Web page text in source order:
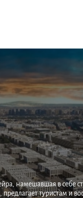
намешавшая в себе
предлагает туристам и